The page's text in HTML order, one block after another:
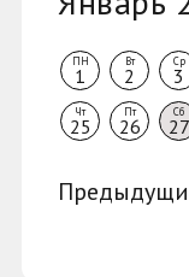
ПН
1
Вт
2
Ср
3
Чт
25
Пт
26
Сб
27